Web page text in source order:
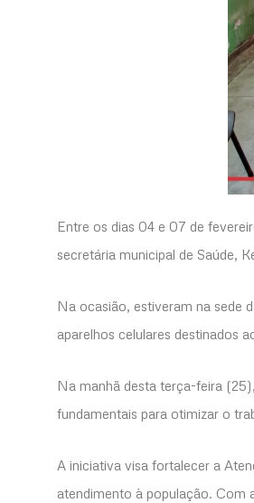
Entre os dias 04 e 07 de
secretária municipal de Saúde,
Na ocasião, estiveram na sede
aparelhos celulares destinados
Na manhã desta terça-feira
fundamentais para otimizar o
A iniciativa visa fortalecer a
atendimento à população. Com